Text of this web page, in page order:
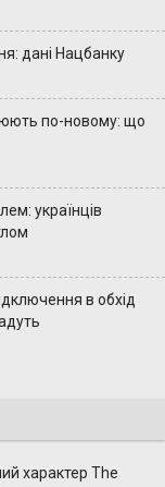
дані Нацбанку
по-новому: що
українців
в обхід
характер The